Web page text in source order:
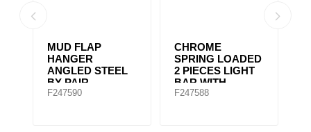
MUD FLAP
HANGER
ANGLED STEEL
BY PAIR
F247590
CHROME
SPRING LOADED
2 PIECES LIGHT
BAR WITH
RECTANGULAR
F247588